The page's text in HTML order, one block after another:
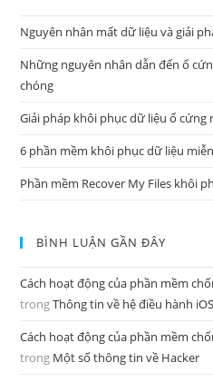
Nguyên nhân mất dữ liệu và giải
Những nguyên nhân dẫn đến ổ
chóng
Giải pháp khôi phục dữ liệu ổ cứng
6 phần mềm khôi phục dữ liệu
Phần mềm Recover My Files khôi
BÌNH LUẬN GẦN ĐÂY
Cách hoạt động của phần mềm
trongThông tin về hệ điều hành iOS
Cách hoạt động của phần mềm
trong Một số thông tin về Hacker